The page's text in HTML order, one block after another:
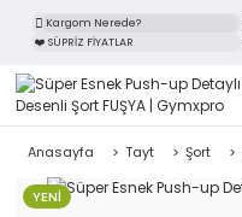
Kargom Nerede?
❤️ SÜPRİZ FİYATLAR
Anasayfa Tayt Şort
YENİ